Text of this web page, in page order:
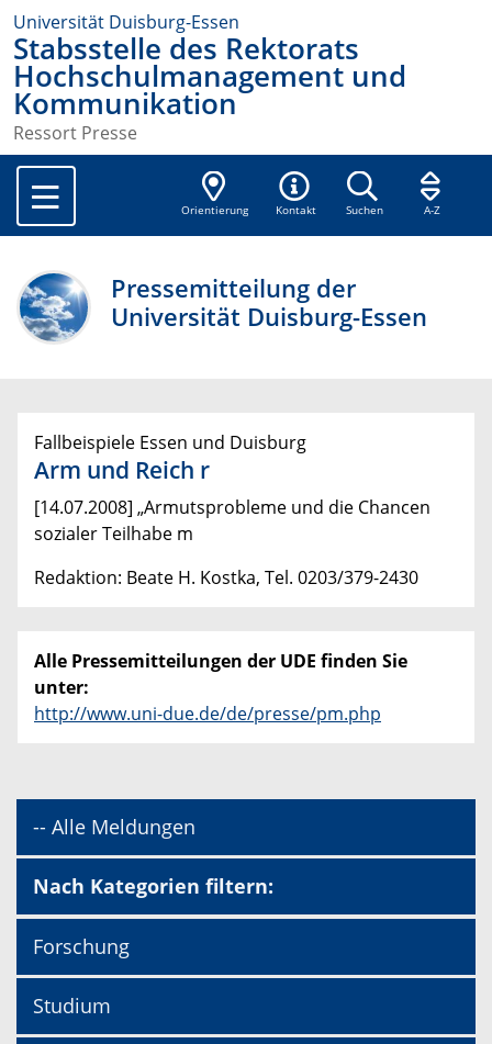
Universität Duisburg-Essen
Stabsstelle des Rektorats
Hochschulmanagement und
Kommunikation
Ressort Presse
Orientierung Kontakt Suchen A-Z
Pressemitteilung der
Universität Duisburg-Essen
Fallbeispiele Essen und Duisburg
Arm und Reich r
[14.07.2008] „Armutsprobleme und die Chancen
sozialer Teilhabe m
Redaktion: Beate H. Kostka, Tel. 0203/379-2430
Alle Pressemitteilungen der UDE finden Sie
unter:
http://www.uni-due.de/de/presse/pm.php
-- Alle Meldungen
Nach Kategorien filtern:
Forschung
Studium